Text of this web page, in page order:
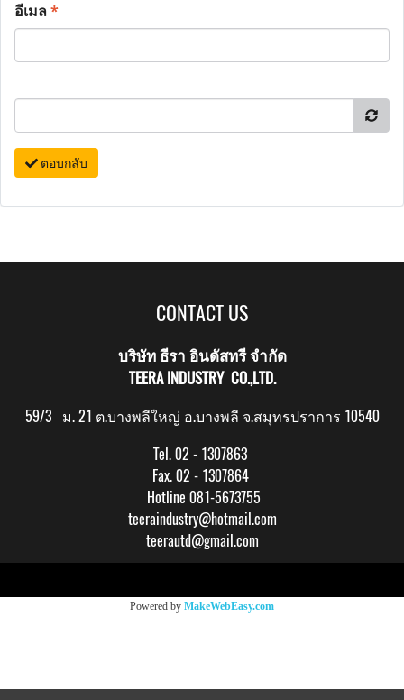
อีเมล*
ตอบกลับ
CONTACT US
บริษัท ธีรา อินดัสทรี จำกัด
TEERA INDUSTRY CO.,LTD.
59/3 ม. 21 ต.บางพลีใหญ่ อ.บางพลี จ.สมุทรปราการ 10540
Tel. 02 - 1307863
Fax. 02 - 1307864
Hotline 081-5673755
teeraindustry@hotmail.com
teerautd@gmail.com
Powered by MakeWebEasy.com